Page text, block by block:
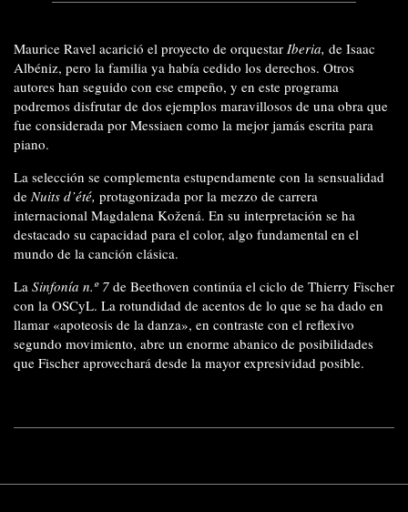
Maurice Ravel acarició el proyecto de orquestar Iberia, de Isaac
Albéniz, pero la familia ya había cedido los derechos. Otros
autores han seguido con ese empeño, y en este programa
podremos disfrutar de dos ejemplos maravillosos de una obra que
fue considerada por Messiaen como la mejor jamás escrita para
piano.
La selección se complementa estupendamente con la sensualidad
deNuits d’été, protagonizada por la mezzo de carrera
internacional Magdalena Kožená. En su interpretación se ha
destacado su capacidad para el color, algo fundamental en el
mundo de la canción clásica.
La Sinfonía n.º 7 de Beethoven continúa el ciclo de Thierry Fischer
con la OSCyL. La rotundidad de acentos de lo que se ha dado en
llamar «apoteosis de la danza», en contraste con el reflexivo
segundo movimiento, abre un enorme abanico de posibilidades
que Fischer aprovechará desde la mayor expresividad posible.